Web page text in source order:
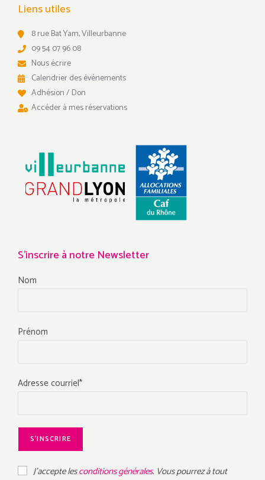
Liens utiles
8 rue Bat Yam, Villeurbanne
09 54 07 96 08
Nous écrire
Calendrier des événements
Adhésion / Don
Accéder à mes réservations
S'inscrire à notre Newsletter
Nom
Prénom
Adresse courriel*
J'accepte lesconditions générales. Vous pourrez à tout